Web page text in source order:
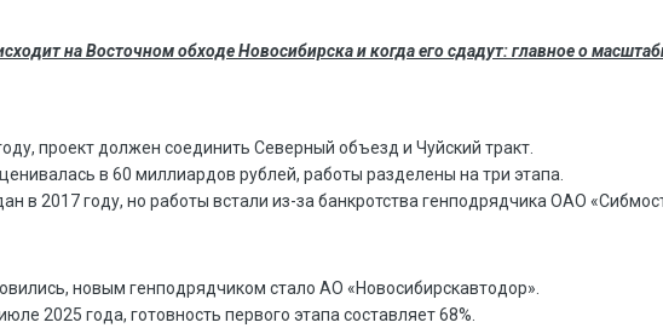
на Восточном обходе Новосибирска и когда его сдадут: главное о
проект должен соединить Северный объезд и Чуйский тракт.
в 60 миллиардов рублей, работы разделены на три этапа.
в 2017 году, но работы встали из-за банкротства генподрядчика ОАО
новым генподрядчиком стало АО «Новосибирскавтодор».
2025 года, готовность первого этапа составляет 68%.